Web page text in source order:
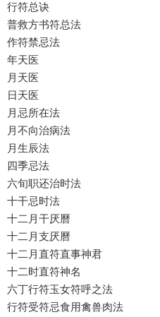
行符总诀
普救方书符总法
作符禁忌法
年天医
月天医
日天医
月忌所在法
月不向治病法
月生辰法
四季忌法
六旬职还治时法
十干忌时法
十二月干厌曆
十二月支厌曆
十二月直符直事神君
十二时直符神名
六丁行符玉女符呼之法
行符受符忌食用禽兽肉法